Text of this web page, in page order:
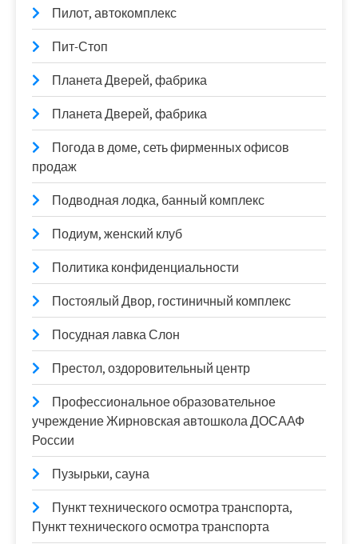
Пилот, автокомплекс
Пит-Стоп
Планета Дверей, фабрика
Планета Дверей, фабрика
Погода в доме, сеть фирменных офисов
продаж
Подводная лодка, банный комплекс
Подиум, женский клуб
Политика конфиденциальности
Постоялый Двор, гостиничный комплекс
Посудная лавка Слон
Престол, оздоровительный центр
Профессиональное образовательное
учреждение Жирновская автошкола ДОСААФ
России
Пузырьки, сауна
Пункт технического осмотра транспорта,
Пункт технического осмотра транспорта